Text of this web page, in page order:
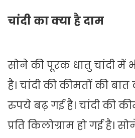
चांदी का क्या है दाम
सोने की पूरक धातु चांदी में
है। चांदी की कीमतों की
रुपये बढ़ गई है। चांदी की
प्रति किलोग्राम हो गई है।